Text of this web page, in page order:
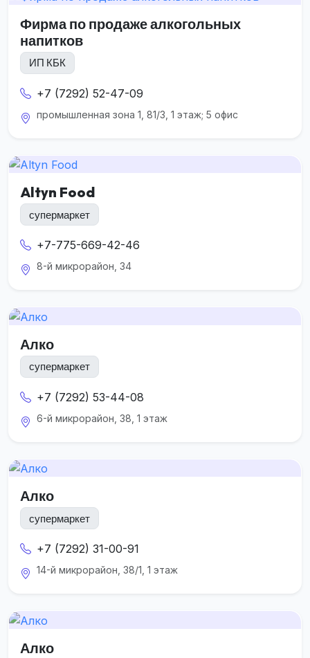
Фирма по продаже алкогольных
напитков
ИП КБК
+7 (7292) 52-47-09
промышленная зона 1, 81/3, 1 этаж; 5 офис
Altyn Food
супермаркет
+7-775-669-42-46
8-й микрорайон, 34
Алко
супермаркет
+7 (7292) 53-44-08
6-й микрорайон, 38, 1 этаж
Алко
супермаркет
+7 (7292) 31-00-91
14-й микрорайон, 38/1, 1 этаж
Алко